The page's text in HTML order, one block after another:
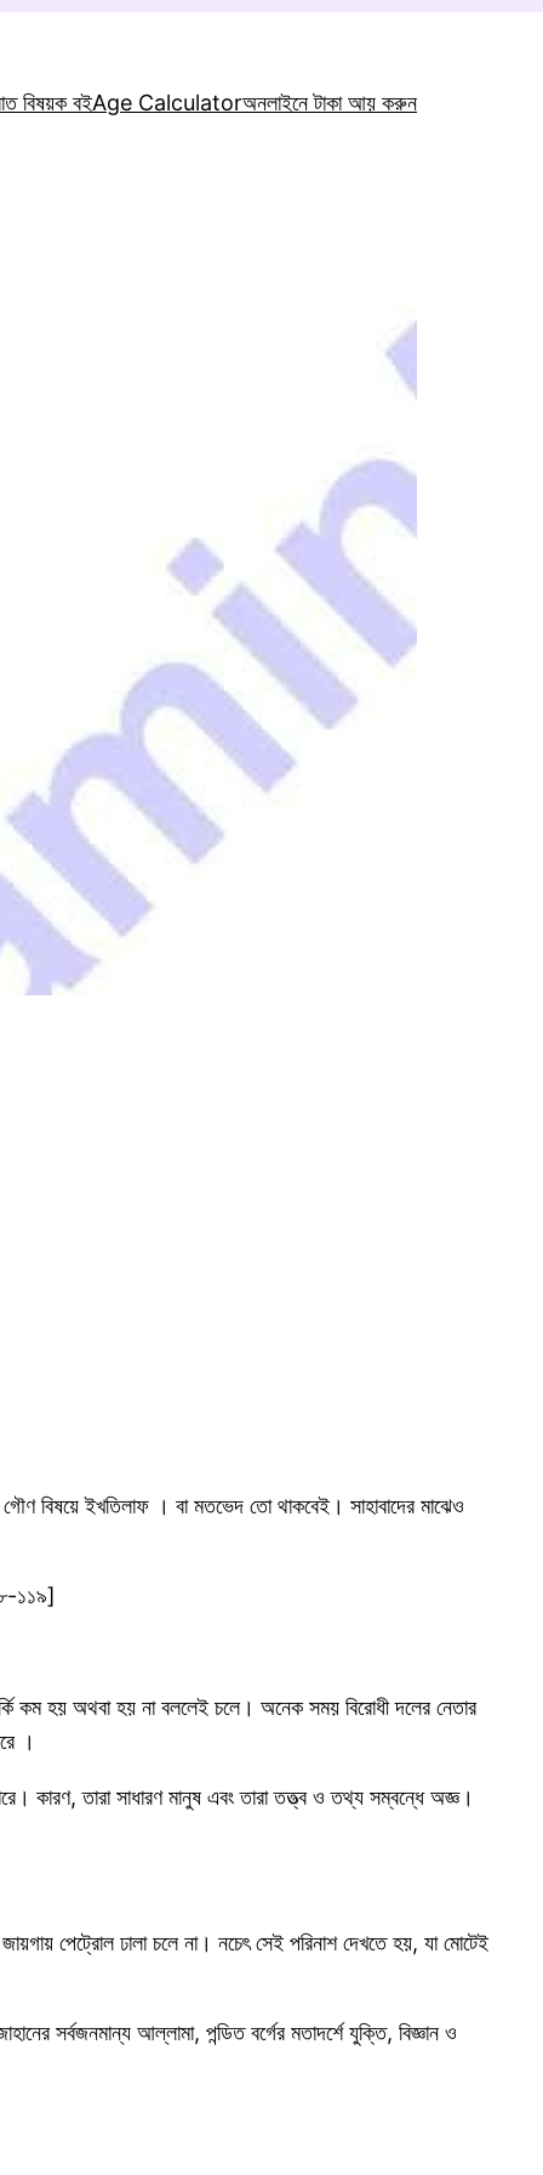
বিষয়ক বইAge Calculatorঅনলাইনে টাকা আয় করুন
বিষয়ে ইখতিলাফ । বা মতভেদ তো থাকবেই। সাহাবাদের মাঝেও
১১৯]
কম হয় অথবা হয় না বললেই চলে। অনেক সময় বিরোধী দলের নেতার
।
কারণ, তারা সাধারণ মানুষ এবং তারা তত্ত্ব ও তথ্য সম্বন্ধে অজ্ঞ।
পেট্রোল ঢালা চলে না। নচেৎ সেই পরিনাশ দেখতে হয়, যা মোটেই
সর্বজনমান্য আল্লামা, পন্ডিত বর্গের মতাদর্শে যুক্তি, বিজ্ঞান ও